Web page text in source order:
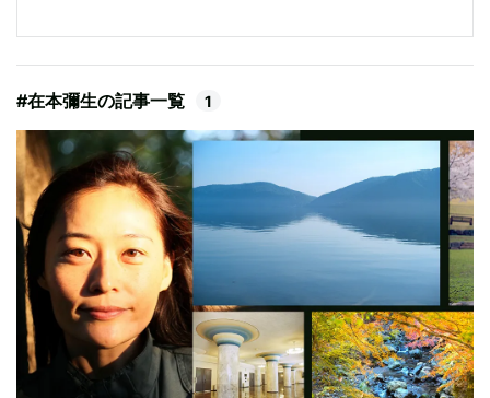
#在本彌生の記事一覧 1